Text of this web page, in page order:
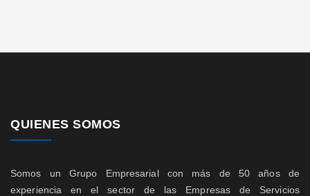
QUIENES SOMOS
Somos un Grupo Empresarial con más de 50 años de
experiencia en el sector de las Empresas de Servicios